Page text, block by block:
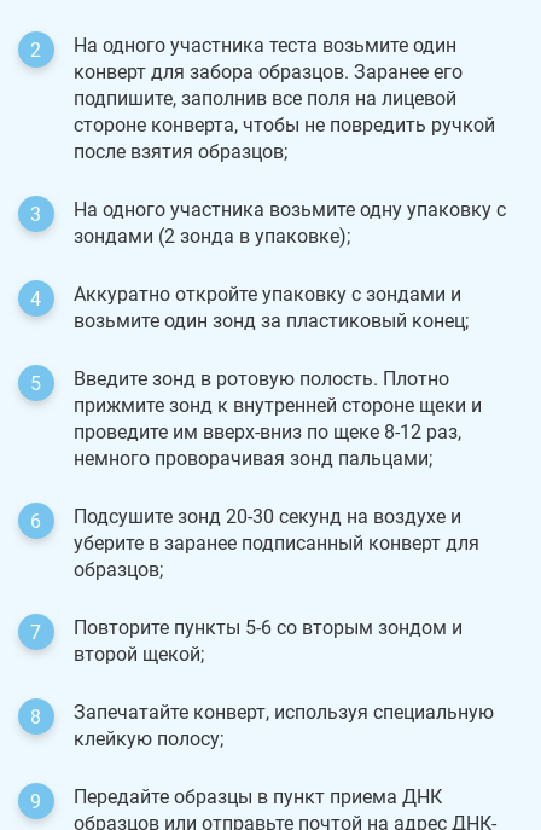
На одного участника теста возьмите один
конверт для забора образцов. Заранее его
подпишите, заполнив все поля на лицевой
стороне конверта, чтобы не повредить ручкой
после взятия образцов;
На одного участника возьмите одну упаковку с
зондами (2 зонда в упаковке);
Аккуратно откройте упаковку с зондами и
возьмите один зонд за пластиковый конец;
Введите зонд в ротовую полость. Плотно
прижмите зонд к внутренней стороне щеки и
проведите им вверх-вниз по щеке 8-12 раз,
немного проворачивая зонд пальцами;
Подсушите зонд 20-30 секунд на воздухе и
уберите в заранее подписанный конверт для
образцов;
Повторите пункты 5-6 со вторым зондом и
второй щекой;
Запечатайте конверт, используя специальную
клейкую полосу;
Передайте образцы в пункт приема ДНК
образцов или отправьте почтой на адрес ДНК-